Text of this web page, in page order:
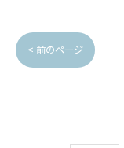
< 前のページ